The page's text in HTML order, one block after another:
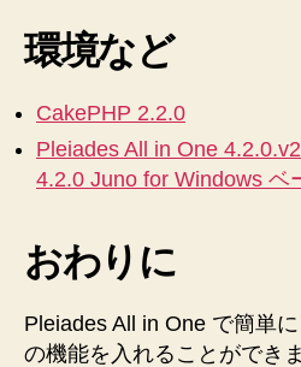
環境など
CakePHP 2.2.0
Pleiades All in One
4.2.0 Juno for Windows ベ
おわりに
Pleiades All in One で簡単
の機能を入れることができ